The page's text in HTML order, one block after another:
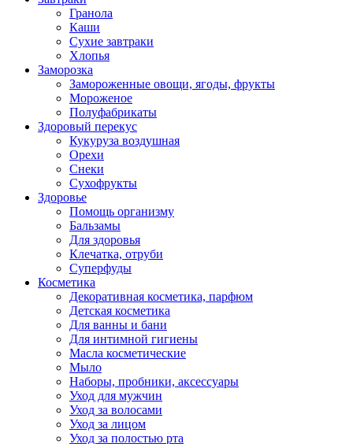
Гранола
Каши
Сухие завтраки
Хлопья
Заморозка
Замороженные овощи, ягоды, фрукты
Мороженое
Полуфабрикаты
Здоровый перекус
Кукуруза воздушная
Орехи
Снеки
Сухофрукты
Здоровье
Помощь организму
Бальзамы
Для здоровья
Клечатка, отруби
Суперфуды
Косметика
Декоративная косметика, парфюм
Детская косметика
Для ванны и бани
Для интимной гигиены
Масла косметические
Мыло
Наборы, пробники, аксессуары
Уход для мужчин
Уход за волосами
Уход за лицом
Уход за полостью рта